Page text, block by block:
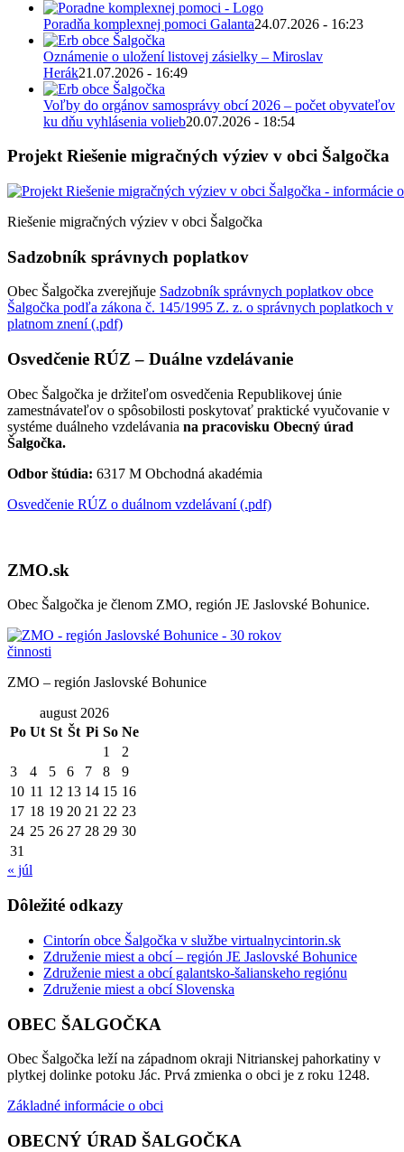
Poradňa komplexnej pomoci Galanta24.07.2026 - 16:23
Oznámenie o uložení listovej zásielky – Miroslav
Herák21.07.2026 - 16:49
Voľby do orgánov samosprávy obcí 2026 – počet obyvateľov
ku dňu vyhlásenia volieb20.07.2026 - 18:54
Projekt Riešenie migračných výziev v obci Šalgočka
Riešenie migračných výziev v obci Šalgočka
Sadzobník správnych poplatkov
Obec Šalgočka zverejňuje Sadzobník správnych poplatkov obce
Šalgočka podľa zákona č. 145/1995 Z. z. o správnych poplatkoch v
platnom znení (.pdf)
Osvedčenie RÚZ – Duálne vzdelávanie
Obec Šalgočka je držiteľom osvedčenia Republikovej únie
zamestnávateľov o spôsobilosti poskytovať praktické vyučovanie v
systéme duálneho vzdelávania na pracovisku Obecný úrad
Šalgočka.
Odbor štúdia: 6317 M Obchodná akadémia
Osvedčenie RÚZ o duálnom vzdelávaní (.pdf)
ZMO.sk
Obec Šalgočka je členom ZMO, región JE Jaslovské Bohunice.
ZMO – región Jaslovské Bohunice
august 2026
Po Ut St Št Pi So Ne
1
2
3
4 5 6 7 8
9
10 11 12 13 14 15 16
17 18 19 20 21 22 23
24 25 26 27 28 29 30
31
« júl
Dôležité odkazy
Cintorín obce Šalgočka v službe virtualnycintorin.sk
Združenie miest a obcí – región JE Jaslovské Bohunice
Združenie miest a obcí galantsko-šalianskeho regiónu
Združenie miest a obcí Slovenska
OBEC ŠALGOČKA
Obec Šalgočka leží na západnom okraji Nitrianskej pahorkatiny v
plytkej dolinke potoku Jác. Prvá zmienka o obci je z roku 1248.
Základné informácie o obci
OBECNÝ ÚRAD ŠALGOČKA